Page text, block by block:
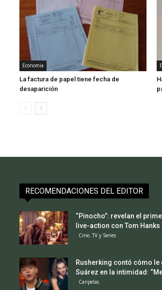
Economia
La factura de papel tiene fecha de
desaparición
RECOMENDACIONES DEL EDITOR
“Pinocho”: revelan el
live-action con Tom Hanks
Cine, TV y Series
Rusherking contó cómo le
Suárez en la intimidad:
Caripelas